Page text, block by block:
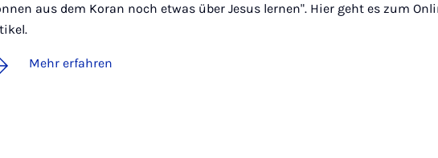
aus dem Koran noch etwas über Jesus lernen". Hier geht es zum
Mehr erfahren